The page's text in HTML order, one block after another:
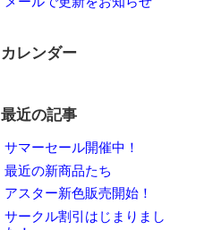
カレンダー
最近の記事
サマーセール開催中！
最近の新商品たち
アスター新色販売開始！
サークル割引はじまりまし